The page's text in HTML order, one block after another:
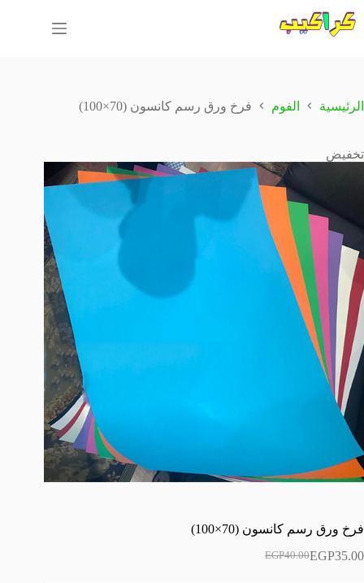
إلى
المحتوى
الرئيسية الفوم فرخ ورق رسم كانسون (70×100)
تخفيض
فرخ ورق رسم كانسون (70×100)
EGP40.00
السعرEGP35.00
السعر